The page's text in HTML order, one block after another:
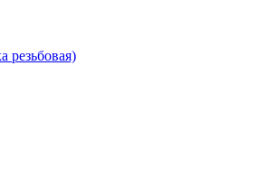
резьбовая)